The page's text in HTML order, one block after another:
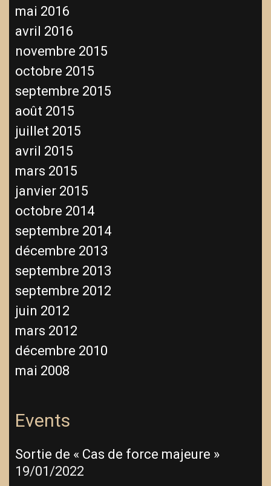
mai 2016
avril 2016
novembre 2015
octobre 2015
septembre 2015
août 2015
juillet 2015
avril 2015
mars 2015
janvier 2015
octobre 2014
septembre 2014
décembre 2013
septembre 2013
septembre 2012
juin 2012
mars 2012
décembre 2010
mai 2008
Events
Sortie de « Cas de force majeure »
19/01/2022